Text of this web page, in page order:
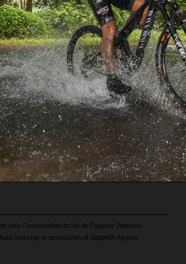
sans l'autorisation écrite de l'agence Zeppelin.
licensing or permission of Zeppelin Agency.